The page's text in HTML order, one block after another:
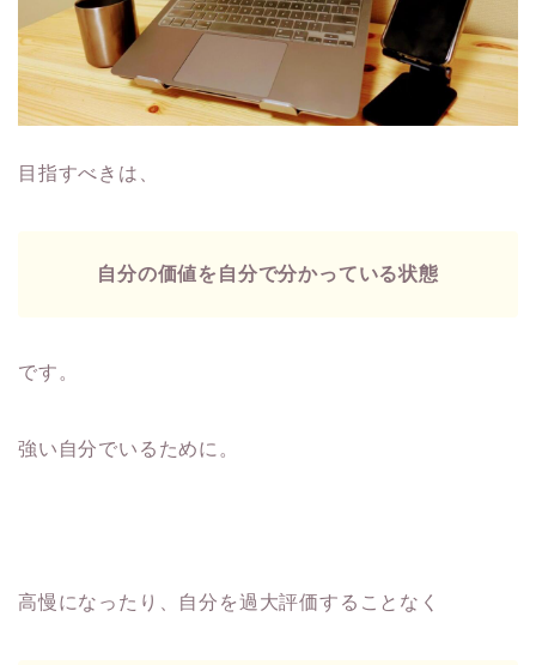
目指すべきは、
自分の価値を自分で分かっている状態
です。
強い自分でいるために。
高慢になったり、自分を過大評価することなく